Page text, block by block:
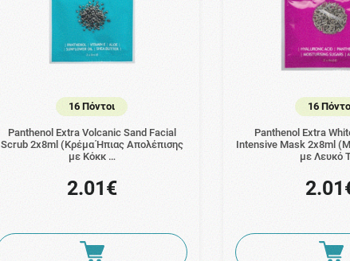
16 Πόντοι
Panthenol Extra Volcanic Sand Facial
Scrub 2x8ml (Κρέμα Ήπιας Απολέπισης
με Κόκκ …
2.01€
16
Panthenol Extra
Intensive Mask 2x8ml
με Λευκό